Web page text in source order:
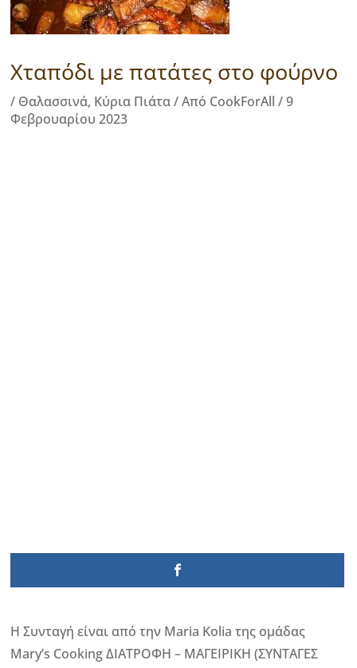
Χταπόδι με πατάτες στο φούρνο
/ Θαλασσινά, Κύρια Πιάτα/ Από CookForAll /9
Φεβρουαρίου 2023
Η Συνταγή είναι από την Maria Kolia της ομάδας
Mary’s Cooking ΔΙΑΤΡΟΦΗ – ΜΑΓΕΙΡΙΚΗ (ΣΥΝΤΑΓΕΣ